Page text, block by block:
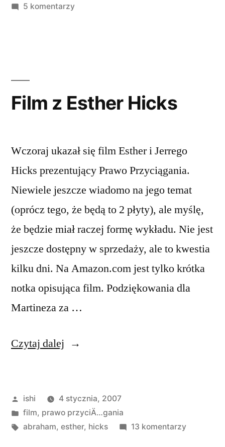
5 komentarzydo
Film z Esther Hicks
Wczoraj ukazał się film Esther i Jerrego
Hicks prezentujący Prawo Przyciągania.
Niewiele jeszcze wiadomo na jego temat
(oprócz tego, że będą to 2 płyty), ale myślę,
że będzie miał raczej formę wykładu. Nie jest
jeszcze dostępny w sprzedaży, ale to kwestia
kilku dni. Na Amazon.com jest tylko krótka
notka opisująca film. Podziękowania dla
Martineza za …
Czytaj dalej „Film
Hicks”
Opublikowane
przez
ishi
4 stycznia, 2007
Opublikowano
w
film, prawo przyciÄ…gania
Tagi:
abraham, esther, hicks 13 komentarzydo